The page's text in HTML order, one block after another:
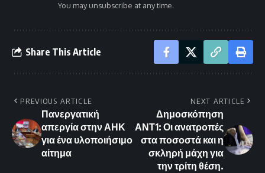
You may unsubscribe at any time.
Share This Article
PREVIOUS ARTICLE
Πανεργατική
απεργία στην ΑΗΚ
για ένα υλοποιήσιμο
αίτημα
NEXT ARTICLE
Δημοσκόπηση
ΑΝΤ1: Οι ανατροπές
στα ποσοστά και η
σκληρή μάχη για
την τρίτη θέση.